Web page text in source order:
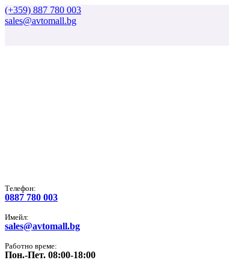
(+359) 887 780 003
sales@avtomall.bg
Tелефон:
0887 780 003
Имейл:
sales@avtomall.bg
Работно време:
Пон.-Пет. 08:00-18:00